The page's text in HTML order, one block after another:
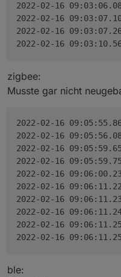
2022-02-16
2022-02-16
2022-02-16
2022-02-16
zigbee:
Musste gar nicht
2022-02-16
2022-02-16
2022-02-16
2022-02-16
2022-02-16
2022-02-16
2022-02-16
2022-02-16
2022-02-16
2022-02-16
ble: